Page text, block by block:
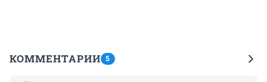
КОММЕНТАРИИ 5